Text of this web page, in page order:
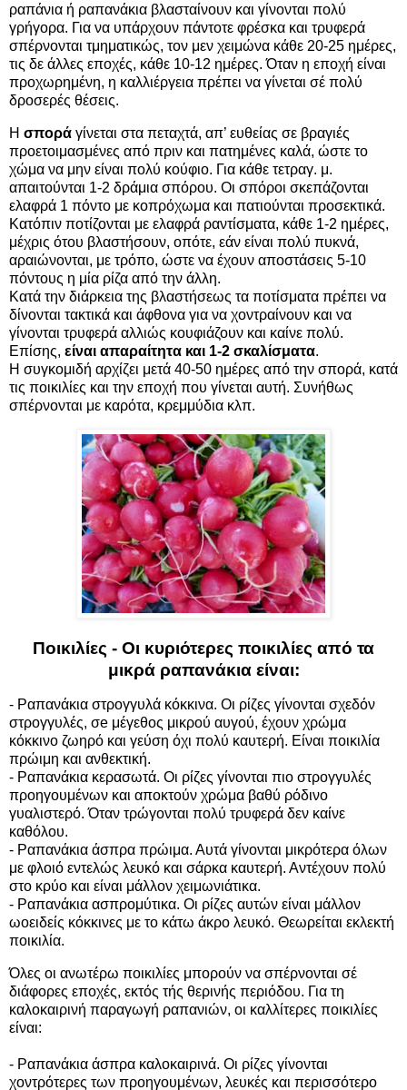
ραπάνια ή ραπανάκια βλασταίνουν και γίνονται πολύ
γρήγορα. Για να υπάρχουν πάντοτε φρέσκα και τρυφερά
σπέρνονται τμηματικώς, τον μεν χειμώνα κάθε 20-25 ημέρες,
τις δε άλλες εποχές, κάθε 10-12 ημέρες. Όταν η εποχή είναι
προχωρημένη, η καλλιέργεια πρέπει να γίνεται σέ πολύ
δροσερές θέσεις.
Η σπορά γίνεται στα πεταχτά, απ’ ευθείας σε βραγιές
προετοιμασμένες από πριν και πατημένες καλά, ώστε το
χώμα να μην είναι πολύ κούφιο. Για κάθε τετραγ. μ.
απαιτούνται 1-2 δράμια σπόρου. Οι σπόροι σκεπάζονται
ελαφρά 1 πόντο με κοπρόχωμα και πατιούνται προσεκτικά.
Κατόπιν ποτίζονται με ελαφρά ραντίσματα, κάθε 1-2 ημέρες,
μέχρις ότου βλαστήσουν, οπότε, εάν είναι πολύ πυκνά,
αραιώνονται, με τρόπο, ώστε να έχουν αποστάσεις 5-10
πόντους η μία ρίζα από την άλλη.
Κατά την διάρκεια της βλαστήσεως τα ποτίσματα πρέπει να
δίνονται τακτικά και άφθονα για να χοντραίνουν και να
γίνονται τρυφερά αλλιώς κουφιάζουν και καίνε πολύ.
Επίσης, είναι απαραίτητα και 1-2 σκαλίσματα.
Η συγκομιδή αρχίζει μετά 40-50 ημέρες από την σπορά, κατά
τις ποικιλίες και την εποχή που γίνεται αυτή. Συνήθως
σπέρνονται με καρότα, κρεμμύδια κλπ.
Ποικιλίες - Οι κυριότερες ποικιλίες από τα
μικρά ραπανάκια είναι:
- Ραπανάκια στρογγυλά κόκκινα. Οι ρίζες γίνονται σχεδόν
στρογγυλές, σe μέγεθος μικρού αυγού, έχουν χρώμα
κόκκινο ζωηρό και γεύση όχι πολύ καυτερή. Είναι ποικιλία
πρώιμη και ανθεκτική.
- Ραπανάκια κερασωτά. Οι ρίζες γίνονται πιο στρογγυλές
προηγουμένων και αποκτούν χρώμα βαθύ ρόδινο
γυαλιστερό. Όταν τρώγονται πολύ τρυφερά δεν καίνε
καθόλου.
- Ραπανάκια άσπρα πρώιμα. Αυτά γίνονται μικρότερα όλων
με φλοιό εντελώς λευκό και σάρκα καυτερή. Αντέχουν πολύ
στο κρύο και είναι μάλλον χειμωνιάτικα.
- Ραπανάκια ασπρομύτικα. Οι ρίζες αυτών είναι μάλλον
ωοειδείς κόκκινες με το κάτω άκρο λευκό. Θεωρείται εκλεκτή
ποικιλία.
Όλες οι ανωτέρω ποικιλίες μπορούν να σπέρνονται σέ
διάφορες εποχές, εκτός τής θερινής περιόδου. Για τη
καλοκαιρινή παραγωγή ραπανιών, οι καλλίτερες ποικιλίες
είναι:
- Ραπανάκια άσπρα καλοκαιρινά. Οι ρίζες γίνονται
χοντρότερες των προηγουμένων, λευκές και περισσότερο